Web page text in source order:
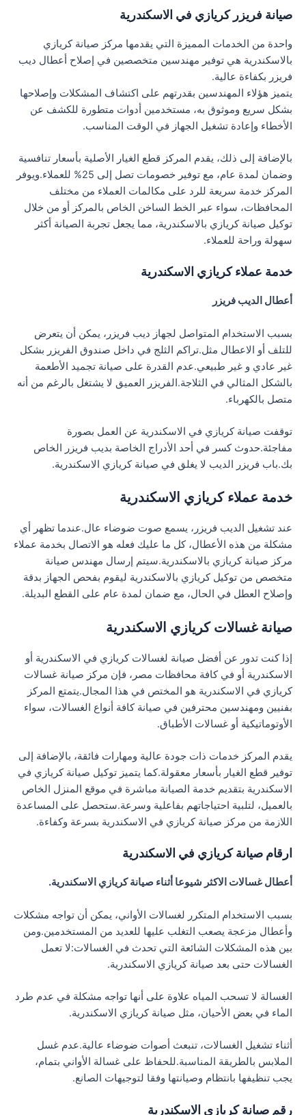
صيانة فريزر كريازي في الاسكندرية
واحدة من الخدمات المميزة التي يقدمها مركز صيانة كريازي
بالاسكندرية هي توفير مهندسين متخصصين في إصلاح أعطال ديب
فريزر بكفاءة عالية.
يتميز هؤلاء المهندسين بقدرتهم على اكتشاف المشكلات وإصلاحها
بشكل سريع وموثوق به، مستخدمين أدوات متطورة للكشف عن
الأخطاء وإعادة تشغيل الجهاز في الوقت المناسب.
بالإضافة إلى ذلك، يقدم المركز قطع الغيار الأصلية بأسعار تنافسية
وضمان لمدة عام، مع توفير خصومات تصل إلى 25% للعملاء.ويوفر
المركز خدمة سريعة للرد على مكالمات العملاء من مختلف
المحافظات، سواء عبر الخط الساخن الخاص بالمركز أو من خلال
توكيل صيانة كريازي بالاسكندرية، مما يجعل تجربة الصيانة أكثر
سهولة وراحة للعملاء.
خدمة عملاء كريازي الاسكندرية
أعطال الديب فريزر
بسبب الاستخدام المتواصل لجهاز ديب فريزر، يمكن أن يتعرض
للتلف أو الاعطال مثل.تراكم الثلج في داخل صندوق الفريزر بشكل
غير عادي و غير طبيعي.عدم القدرة على صيانة تجميد الأطعمة
بالشكل المثالي في الثلاجة.الفريزر العميق لا يشتغل بالرغم من أنه
متصل بالكهرباء.
توقفت صيانة كريازي في الاسكندرية عن العمل بصورة
مفاجئة.حدوث كسر في أحد الأدراج الخاصة بديب فريزر الخاص
بك.باب فريزر الديب لا يغلق في صيانة كريازي الاسكندرية.
خدمة عملاء كريازي الاسكندرية
عند تشغيل الديب فريزر، يسمع صوت ضوضاء عال.عندما تظهر أي
مشكلة من هذه الأعطال، كل ما عليك فعله هو الاتصال بخدمة عملاء
مركز صيانة كريازي بالاسكندرية.سيتم إرسال مهندس صيانة
متخصص من توكيل كريازي بالاسكندرية ليقوم بفحص الجهاز بدقة
وإصلاح العطل في الحال، مع ضمان لمدة عام على القطع البديلة.
صيانة غسالات كريازي الاسكندرية
إذا كنت تدور عن أفضل صيانة لغسالات كريازي في الاسكندرية أو
الاسكندرية أو في كافة محافظات مصر، فإن مركز صيانة غسالات
كريازي في الاسكندرية هو المختص في هذا المجال.يتمتع المركز
بفنيين ومهندسين محترفين في صيانة كافة أنواع الغسالات، سواء
الأوتوماتيكية أو غسالات الأطباق.
يقدم المركز خدمات ذات جودة عالية ومهارات فائقة، بالإضافة إلى
توفير قطع الغيار بأسعار معقولة.كما يتميز توكيل صيانة كريازي في
الاسكندرية بتقديم خدمة الصيانة مباشرة في موقع المنزل الخاص
بالعميل، لتلبية احتياجاتهم بفاعلية وسرعة.ستحصل على المساعدة
اللازمة من مركز صيانة كريازي في الاسكندرية بسرعة وكفاءة.
ارقام صيانة كريازي في الاسكندرية
أعطال غسالات الاكثر شيوعا أثناء صيانة كريازي الاسكندرية.
بسبب الاستخدام المتكرر لغسالات الأواني، يمكن أن تواجه مشكلات
وأعطال مزعجة يصعب التغلب عليها للعديد من المستخدمين.ومن
بين هذه المشكلات الشائعة التي تحدث في الغسالات:لا تعمل
الغسالات حتى بعد صيانة كريازي الاسكندرية.
الغسالة لا تسحب المياه علاوة على أنها تواجه مشكلة في عدم طرد
الماء في بعض الأحيان، مثل صيانة كريازي الاسكندرية.
أثناء تشغيل الغسالات، تنبعث أصوات ضوضاء عالية.عدم غسل
الملابس بالطريقة المناسبة.للحفاظ على غسالة الأواني بتمام،
يجب تنظيفها بانتظام وصيانتها وفقا لتوجيهات الصانع.
رقم صيانة كريازي الاسكندرية